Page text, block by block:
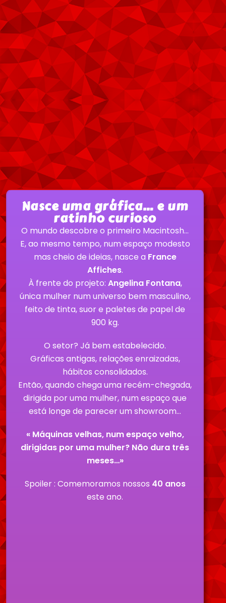
Nasce uma gráfica… e um
ratinho curioso
O mundo descobre o primeiro Macintosh…
E, ao mesmo tempo, num espaço modesto
mas cheio de ideias, nasce a France
Affiches.
À frente do projeto: Angelina Fontana,
única mulher num universo bem masculino,
feito de tinta, suor e paletes de papel de
900 kg.
O setor? Já bem estabelecido.
Gráficas antigas, relações enraizadas,
hábitos consolidados.
Então, quando chega uma recém-chegada,
dirigida por uma mulher, num espaço que
está longe de parecer um showroom…
« Máquinas velhas, num espaço velho,
dirigidas por uma mulher? Não dura três
meses…»
Spoiler : Comemoramos nossos 40 anos
este ano.